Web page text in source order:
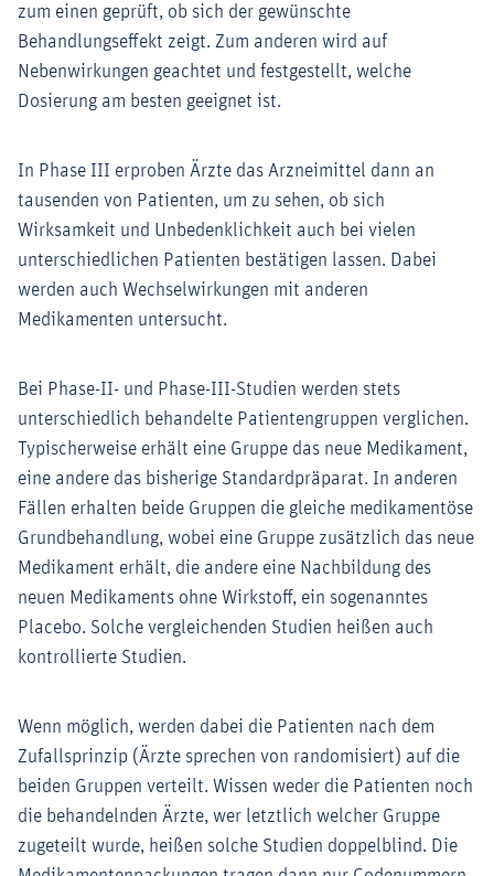
zum einen geprüft, ob sich der gewünschte
Behandlungseffekt zeigt. Zum anderen wird auf
Nebenwirkungen geachtet und festgestellt, welche
Dosierung am besten geeignet ist.
In Phase III erproben Ärzte das Arzneimittel dann an
tausenden von Patienten, um zu sehen, ob sich
Wirksamkeit und Unbedenklichkeit auch bei vielen
unterschiedlichen Patienten bestätigen lassen. Dabei
werden auch Wechselwirkungen mit anderen
Medikamenten untersucht.
Bei Phase-II- und Phase-III-Studien werden stets
unterschiedlich behandelte Patientengruppen verglichen.
Typischerweise erhält eine Gruppe das neue Medikament,
eine andere das bisherige Standardpräparat. In anderen
Fällen erhalten beide Gruppen die gleiche medikamentöse
Grundbehandlung, wobei eine Gruppe zusätzlich das neue
Medikament erhält, die andere eine Nachbildung des
neuen Medikaments ohne Wirkstoff, ein sogenanntes
Placebo. Solche vergleichenden Studien heißen auch
kontrollierte Studien.
Wenn möglich, werden dabei die Patienten nach dem
Zufallsprinzip (Ärzte sprechen von randomisiert) auf die
beiden Gruppen verteilt. Wissen weder die Patienten noch
die behandelnden Ärzte, wer letztlich welcher Gruppe
zugeteilt wurde, heißen solche Studien doppelblind. Die